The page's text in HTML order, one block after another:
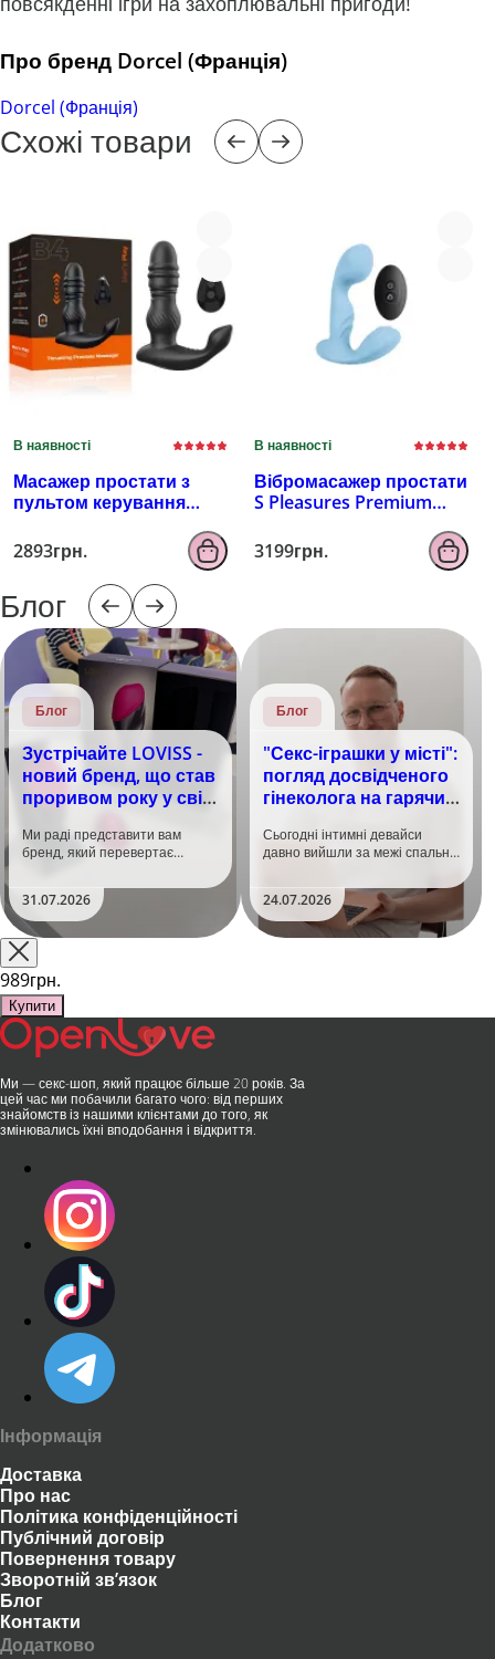
Про бренд Dorcel (Франція)
Dorcel (Франція)
Схожі товари
В наявності
Масажер простати з
пультом керування
B4
2893грн.
В наявності
Вібромасажер простати
S Pleasures Premium
рельєфом, 10 режимів
вібрації
3199грн.
Блог
Блог
Зустрічайте LOVISS -
новий бренд, що став
проривом року у світі
Ми раді представити вам
бренд, який перевертає
та вже встиг стати сенсацією
на міжнародній виставці API
Shanghai-2026!​LOVISS - це
поєднання унікальної естетики
та бездога..
31.07.2026
Блог
"Секс-іграшки у місті":
погляд досвідченого
гінеколога на гарячий
Сьогодні інтимні девайси
давно вийшли за межі спальні.
безшумні моторчики та
стильний дизайн перетворили
їх на гаджет, який багато хто
використовує, тестує у
24.07.2026
989грн.
Купити
Ми — секс-шоп, який працює більше 20 років. За
цей час ми побачили багато чого: від перших
знайомств із нашими клієнтами до того, як
змінювались їхні вподобання і відкриття.
Інформація
Доставка
Про нас
Політика конфіденційності
Публічний договір
Повернення товару
Зворотній зв’язок
Блог
Контакти
Додатково